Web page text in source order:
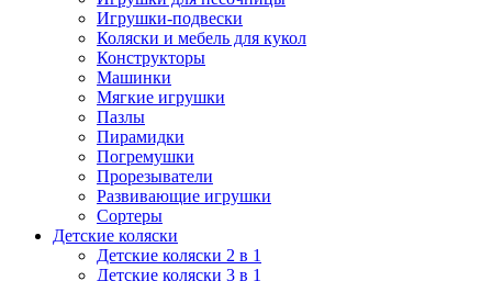
Игрушки-подвески
Коляски и мебель для кукол
Конструкторы
Машинки
Мягкие игрушки
Пазлы
Пирамидки
Погремушки
Прорезыватели
Развивающие игрушки
Сортеры
Детские коляски
Детские коляски 2 в 1
Детские коляски 3 в 1